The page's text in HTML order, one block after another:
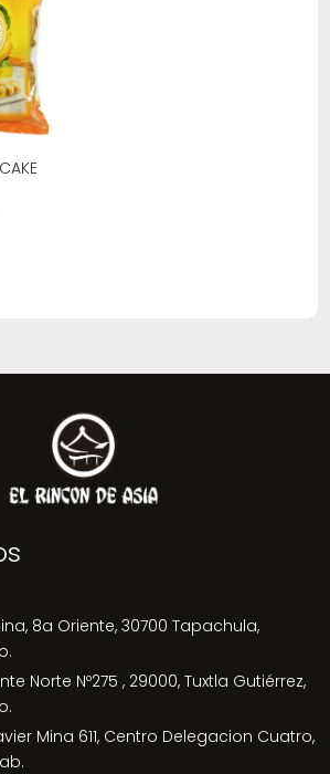
8a Oriente, 30700 Tapachula,
Norte Nº275 , 29000, Tuxtla Gutiérrez,
Mina 611, Centro Delegacion Cuatro,